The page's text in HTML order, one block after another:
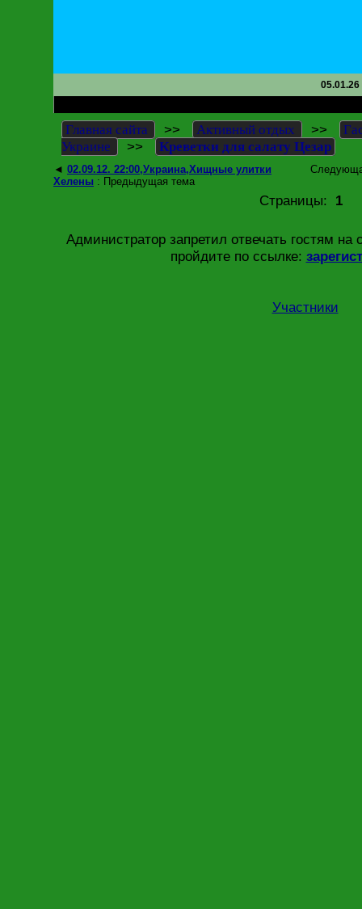
Главная сайта >> Активный отдых >>
Украине
>> Креветки для салату Цезар
◄ 02.09.12. 22:00,Украина,Хищные улитки
Хелены : Предыдущая тема
Страницы: 1
Администратор запретил отвечать гостям
пройдите по ссылке:
Участники